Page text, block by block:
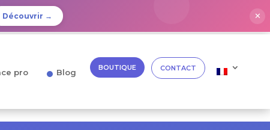
Découvrir → ✕
pro Blog BOUTIQUE CONTACT